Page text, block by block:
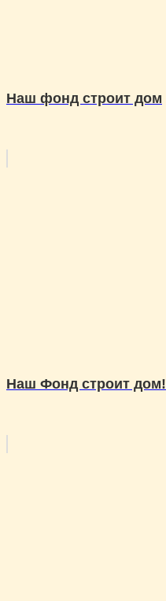
Наш фонд строит дом
Наш Фонд строит дом!